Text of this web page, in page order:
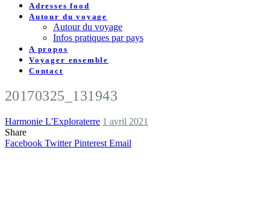
Adresses food
Autour du voyage
Autour du voyage
Infos pratiques par pays
A propos
Voyager ensemble
Contact
20170325_131943
Harmonie L'Exploraterre 1 avril 2021
Share
Facebook Twitter Pinterest Email